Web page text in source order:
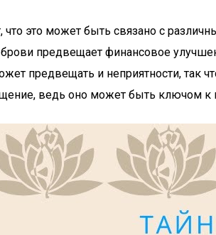
это может быть связано с
предвещает финансовое
предвещать и неприятности, так
ведь оно может быть ключом к